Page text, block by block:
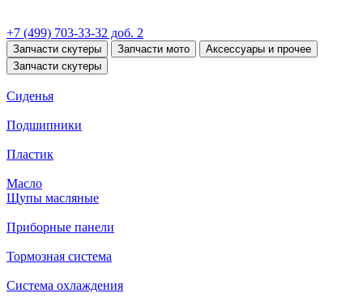
+7 (499) 703-33-32 доб. 2
Запчасти скутеры Запчасти мото
Аксессуары и прочее
Запчасти скутеры
Сиденья
Подшипники
Пластик
Масло
Щупы масляные
Приборные панели
Тормозная система
Система охлаждения